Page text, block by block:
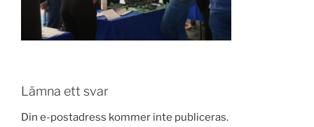
Lämna ett svar
Din e-postadress kommer inte publiceras.